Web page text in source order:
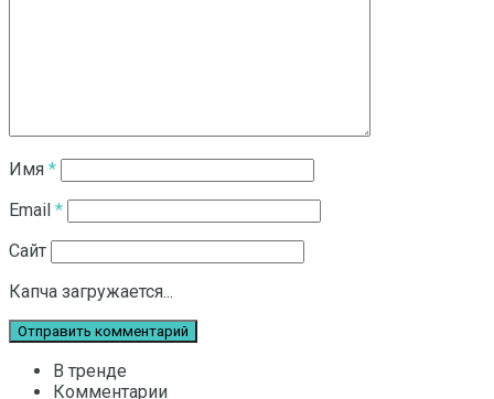
Имя *
Email *
Сайт
Капча загружается...
В тренде
Комментарии